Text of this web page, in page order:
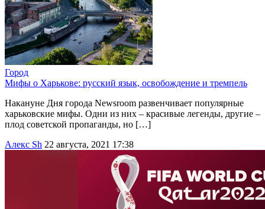
Город
Мифы о Харькове: русский язык, освобождение и тремпель
Накануне Дня города Newsroom развенчивает популярные
харьковские мифы. Одни из них – красивые легенды, другие –
плод советской пропаганды, но […]
Алекс Sh 22 августа, 2021 17:38